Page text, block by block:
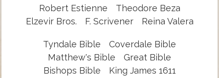
Robert Estienne
Theodore Beza
Elzevir Bros.
F. Scrivener Reina Valera
Tyndale Bible
Coverdale Bible
Matthew's Bible
Great Bible
Bishops Bible
King James 1611